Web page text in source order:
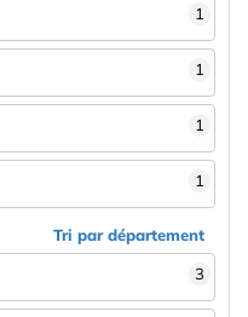
1
1
1
1
Tri par département
3